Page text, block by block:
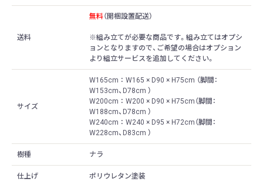
送料
無料（開梱設置配送）
※組み立てが必要な商品です。組み立てはオプシ
ョンとなりますので、ご希望の場合はオプション
より組立サービスを追加してください。
サイズ
W165cm ： W165 × D90 × H75cm （脚間：
W153cm、D78cm ）
W200cm ： W200 × D90 × H75cm（脚間：
W188cm、D78cm ）
W240cm ： W240 × D95 × H72cm（脚間：
W228cm、D83cm ）
樹種 ナラ
仕上げ ポリウレタン塗装